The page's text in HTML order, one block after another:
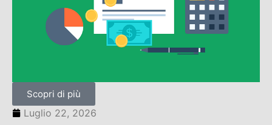
Scopri di più
Luglio 22, 2026